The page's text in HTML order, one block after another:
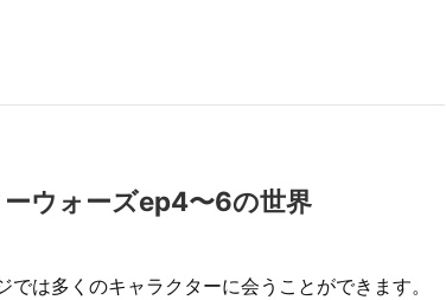
ウォーズep4〜6の世界
は多くのキャラクターに会うことができます。